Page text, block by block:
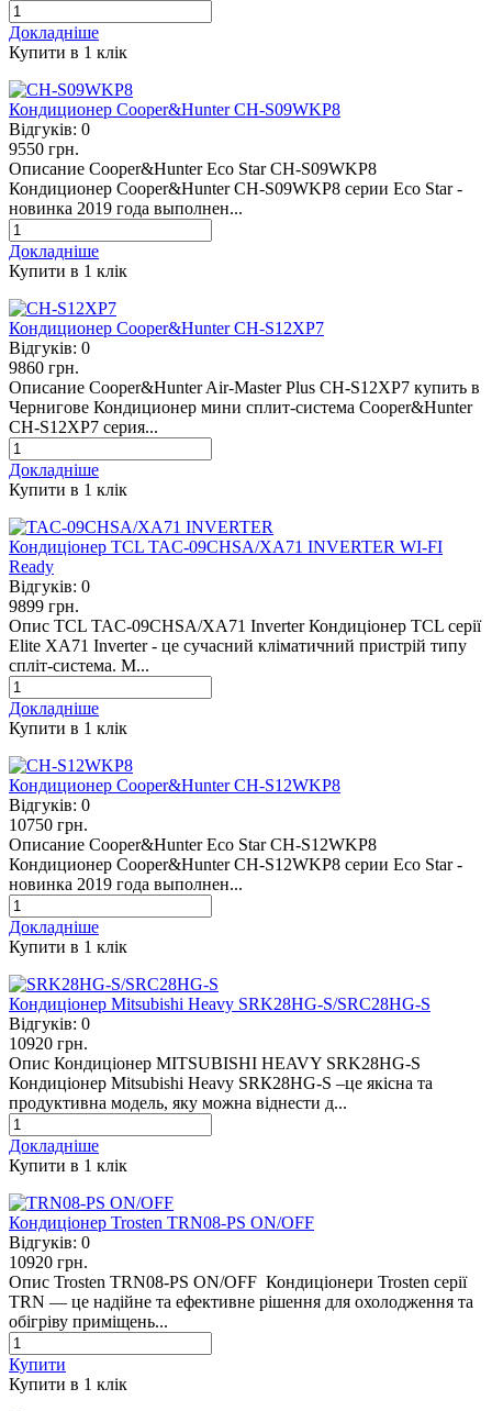
Докладніше
Купити в 1 клiк
Кондиционер Cooper&Hunter CH-S09WKP8
Відгуків: 0
9550 грн.
Описание Cooper&Hunter Eco Star CH-S09WKP8
Кондиционер Cooper&Hunter CH-S09WKP8 серии Eco Star -
новинка 2019 года выполнен...
Докладніше
Купити в 1 клiк
Кондиционер Cooper&Hunter CH-S12XP7
Відгуків: 0
9860 грн.
Описание Cooper&Hunter Air-Master Plus CH-S12XP7 купить в
Чернигове Кондиционер мини сплит-система Cooper&Hunter
CH-S12XP7 серия...
Докладніше
Купити в 1 клiк
Кондиціонер TCL TAC-09CHSA/XA71 INVERTER WI-FI
Ready
Відгуків: 0
9899 грн.
Опис TCL TAC-09CHSA/XA71 Inverter Кондиціонер TCL серії
Elite XA71 Inverter - це сучасний кліматичний пристрій типу
спліт-система. М...
Докладніше
Купити в 1 клiк
Кондиционер Cooper&Hunter CH-S12WKP8
Відгуків: 0
10750 грн.
Описание Cooper&Hunter Eco Star CH-S12WKP8
Кондиционер Cooper&Hunter CH-S12WKP8 серии Eco Star -
новинка 2019 года выполнен...
Докладніше
Купити в 1 клiк
Кондиціонер Mitsubishi Heavy SRK28HG-S/SRC28HG-S
Відгуків: 0
10920 грн.
Опис Кондиціонер MITSUBISHI HEAVY SRK28HG-S
Кондиціонер Mitsubishi Heavy SRК28HG-S –це якісна та
продуктивна модель, яку можна віднести д...
Докладніше
Купити в 1 клiк
Кондиціонер Trosten TRN08-PS ON/OFF
Відгуків: 0
10920 грн.
Опис Trosten TRN08-PS ON/OFF Кондиціонери Trosten серії
TRN — це надійне та ефективне рішення для охолодження та
обігріву приміщень...
Купити
Купити в 1 клiк